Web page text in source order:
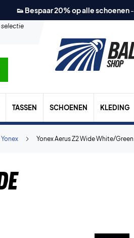
👟 Bespaar 20% op alle schoenen-
selectie
TASSEN SCHOENEN KLEDING
Yonex Aerus Z2 Wide White/Green
Yonex